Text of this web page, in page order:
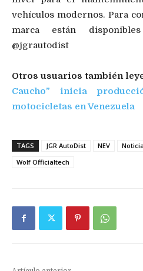
vehículos modernos. Para
marca están
@jgrautodist
Otros usuarios también
Caucho” inicia
motocicletas en Venezuela
TAGS JGR AutoDist NEV
Wolf Officialtech